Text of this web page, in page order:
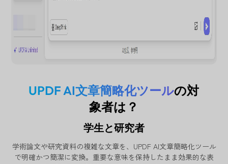
UPDF AI文章簡略化ツールの対
象者は？
学生と研究者
学術論文や研究資料の複雑な文章を、UPDF AI文章簡略化ツール
で明確かつ簡潔に変換。重要な意味を保持したまま効果的な表